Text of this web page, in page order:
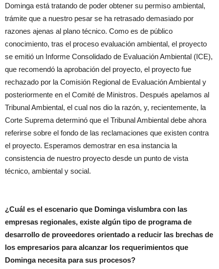
Dominga está tratando de poder obtener su permiso ambiental,
trámite que a nuestro pesar se ha retrasado demasiado por
razones ajenas al plano técnico. Como es de público
conocimiento, tras el proceso evaluación ambiental, el proyecto
se emitió un Informe Consolidado de Evaluación Ambiental (ICE),
que recomendó la aprobación del proyecto, el proyecto fue
rechazado por la Comisión Regional de Evaluación Ambiental y
posteriormente en el Comité de Ministros. Después apelamos al
Tribunal Ambiental, el cual nos dio la razón, y, recientemente, la
Corte Suprema determinó que el Tribunal Ambiental debe ahora
referirse sobre el fondo de las reclamaciones que existen contra
el proyecto. Esperamos demostrar en esa instancia la
consistencia de nuestro proyecto desde un punto de vista
técnico, ambiental y social.
¿Cuál es el escenario que Dominga vislumbra con las
empresas regionales, existe algún tipo de programa de
desarrollo de proveedores orientado a reducir las brechas de
los empresarios para alcanzar los requerimientos que
Dominga necesita para sus procesos?